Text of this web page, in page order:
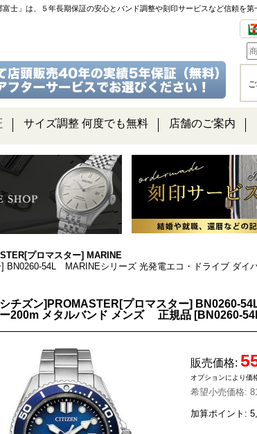
士」は、５年長期保証の安心とバンド調整や刻印サービスなど信頼を第
サイズ調整 何度でも無料 店舗のご案内
プロマスター] MARINE
BN0260-54L MARINEシリーズ 光発電エコ・ドライブ ダ
チズン]PROMASTER[プロマスター] BN0260-
200m メタルバンド メンズ 正規品 [BN0260-
販売価格:
オプションにより価
希望小売価格:
加算ポイント: